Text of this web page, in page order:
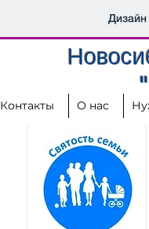
Дизайн
Контакты О нас